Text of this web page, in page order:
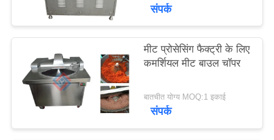
साइटमैप
गोपनीयता
संपर्क
मीट प्रोसेसिंग फैक्ट्री के लिए
कमर्शियल मीट बाउल चॉपर
बातचीत योग्य MOQ:1 इकाई
संपर्क